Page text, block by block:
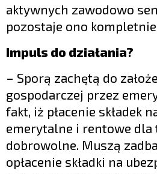
aktywnych zawodowo
pozostaje ono kompletnie
Impuls do działania?
– Sporą zachętą do
gospodarczej przez
fakt, iż płacenie składek
emerytalne i rentowe dla
dobrowolne. Muszą
opłacenie składki na